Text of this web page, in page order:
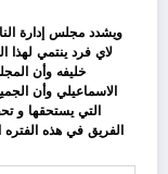
ويشدد مجلس إدارة
لاي فرد ينتمي لهذا
خليفه وأن
الاسماعيلي وأن
التي يستحقها و
الفريق في هذه